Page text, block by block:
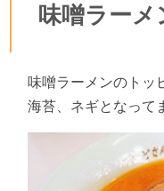
味噌ラーメ
味噌ラーメンのトッ
海苔、ネギとなって